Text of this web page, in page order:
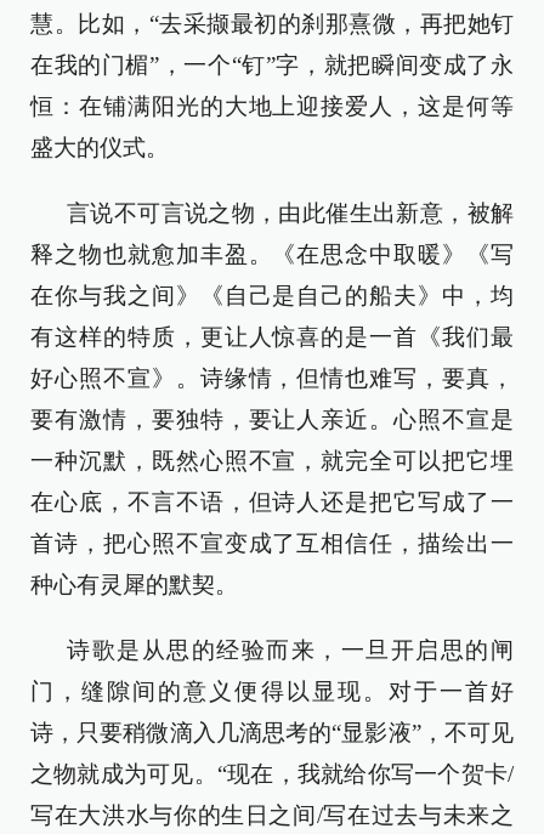
慧。比如，“去采撷最初的刹那熹微，再把她钉
在我的门楣”，一个“钉”字，就把瞬间变成了永
恒：在铺满阳光的大地上迎接爱人，这是何等
盛大的仪式。
言说不可言说之物，由此催生出新意，被解
释之物也就愈加丰盈。《在思念中取暖》《写
在你与我之间》《自己是自己的船夫》中，均
有这样的特质，更让人惊喜的是一首《我们最
好心照不宣》。诗缘情，但情也难写，要真，
要有激情，要独特，要让人亲近。心照不宣是
一种沉默，既然心照不宣，就完全可以把它埋
在心底，不言不语，但诗人还是把它写成了一
首诗，把心照不宣变成了互相信任，描绘出一
种心有灵犀的默契。
诗歌是从思的经验而来，一旦开启思的闸
门，缝隙间的意义便得以显现。对于一首好
诗，只要稍微滴入几滴思考的“显影液”，不可见
之物就成为可见。“现在，我就给你写一个贺卡/
写在大洪水与你的生日之间/写在过去与未来之